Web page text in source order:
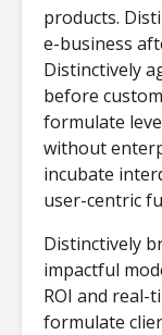
products.
e-business
Distinctively
before
formulate
without
incubate
user-centric
Distinctively
impactful
ROI and real-
formulate